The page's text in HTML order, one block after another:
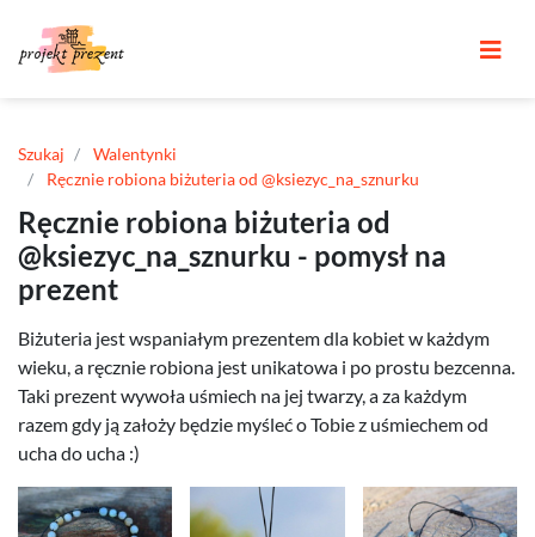
Szukaj
Walentynki
Ręcznie robiona biżuteria od @ksiezyc_na_sznurku
Ręcznie robiona biżuteria od
@ksiezyc_na_sznurku - pomysł na
prezent
Biżuteria jest wspaniałym prezentem dla kobiet w każdym
wieku, a ręcznie robiona jest unikatowa i po prostu bezcenna.
Taki prezent wywoła uśmiech na jej twarzy, a za każdym
razem gdy ją założy będzie myśleć o Tobie z uśmiechem od
ucha do ucha :)